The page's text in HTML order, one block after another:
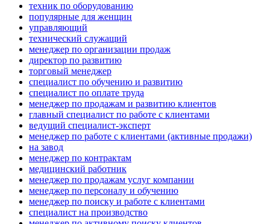
техник по оборудованию
популярные для женщин
управляющий
технический служащий
менеджер по организации продаж
директор по развитию
торговый менеджер
специалист по обучению и развитию
специалист по оплате труда
менеджер по продажам и развитию клиентов
главный специалист по работе с клиентами
ведущий специалист-эксперт
менеджер по работе с клиентами (активные продажи)
на завод
менеджер по контрактам
медицинский работник
менеджер по продажам услуг компании
менеджер по персоналу и обучению
менеджер по поиску и работе с клиентами
специалист на производство